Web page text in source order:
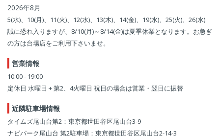
2026年8月
5(水)、10(月)、11(火)、12(水)、13(木)、14(金)、19(水)、25(火)、26(水)
誠に恐れ入りますが、8/10(月)～8/14(金)は夏季休業となります。お急ぎ
の方は台場店をご利用下さいませ。
営業情報
10:00 - 19:00
定休日 水曜日 + 第2、4火曜日 祝日の場合は営業・翌日に振替
近隣駐車場情報
タイムズ尾山台第2：東京都世田谷区尾山台3-9
ナビパーク尾山台 第2駐車場：東京都世田谷区尾山台2-14-3